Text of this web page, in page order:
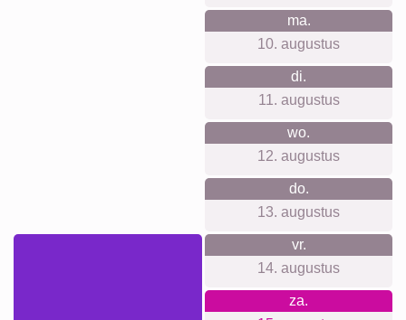
wandbevestiging. Onze focus ligt op privacy,
gebruikersvriendelijkheid en milieuvriendelijke productie,
zodat jij met een goed gevoel jouw aankoop kunt doen.
Voor elke gelegenheid iets
geschikts...
Fotocollages zijn veelzijdig en kunnen bij tal van
gelegenheden worden geschonken. Denk aan een
jubileum, een verjaardagsmijlpaal of als herinnering aan
een bijzonder jaar. Ze zijn perfect voor vrienden, familie, of
zelfs als een persoonlijk cadeau aan jezelf om je favoriete
momenten te vereeuwigen.